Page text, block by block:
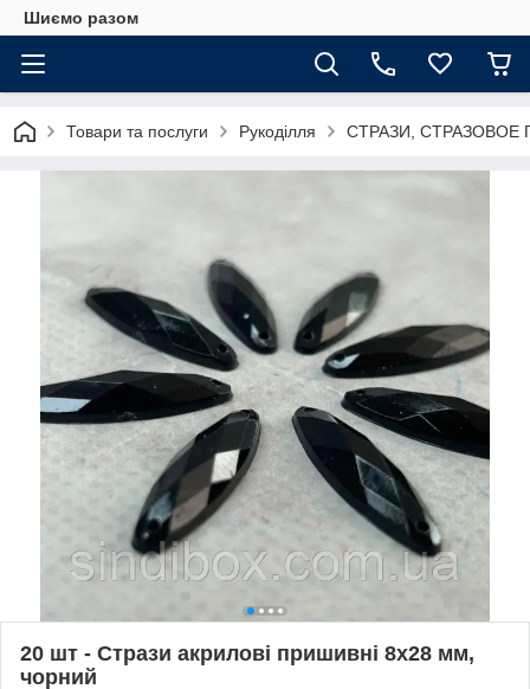
Шиємо разом
Товари та послуги Рукоділля СТРАЗИ,
20 шт - Стрази акрилові пришивні 8х28 мм,
чорний